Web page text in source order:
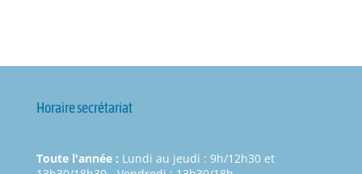
Horaire secrétariat
Toute l'année : Lundi au jeudi : 9h/12h30 et